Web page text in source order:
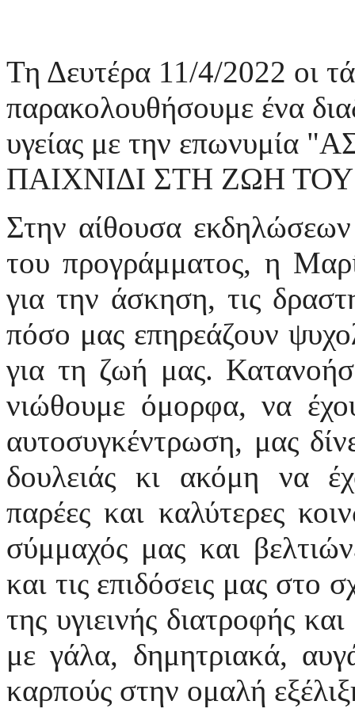
Τη Δευτέρα 11/4/2022 οι
παρακολουθήσουμε ένα
υγείας με την
ΠΑΙΧΝΙΔΙ ΣΤΗ ΖΩΗ
Στην αίθουσα
του προγράμματος, η
για την άσκηση, τις
πόσο μας επηρεάζουν
για τη ζωή μας.
νιώθουμε όμορφα, να
αυτοσυγκέντρωση, μας
δουλειάς κι ακόμη να
παρέες και καλύτερες
σύμμαχός μας και
και τις επιδόσεις μας στο
της υγιεινής διατροφής
με γάλα, δημητριακά,
καρπούς στην ομαλή